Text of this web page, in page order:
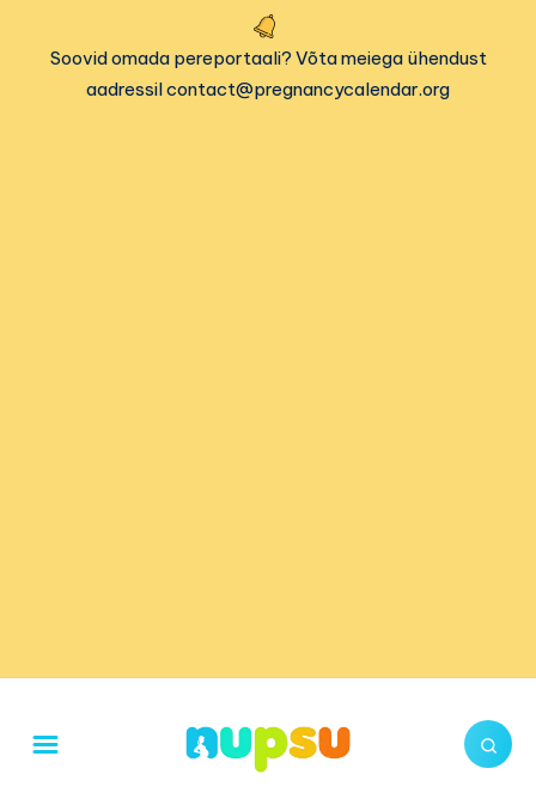
Soovid omada pereportaali? Võta meiega ühendust
aadressil contact@pregnancycalendar.org